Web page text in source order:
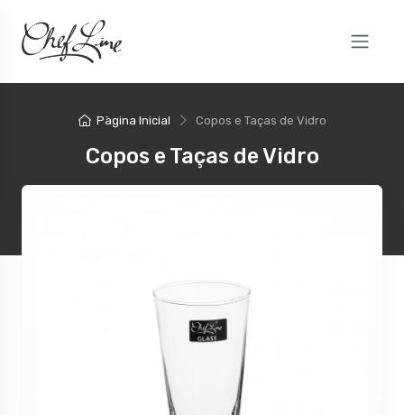
Pàgina Inicial Copos e Taças de Vidro
Copos e Taças de Vidro